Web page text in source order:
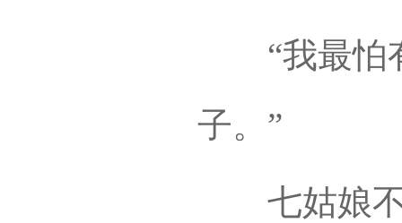
“我最怕有
子。”
七姑娘不